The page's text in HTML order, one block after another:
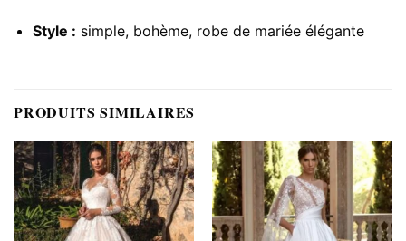
Style : simple, bohème, robe de mariée élégante
PRODUITS SIMILAIRES